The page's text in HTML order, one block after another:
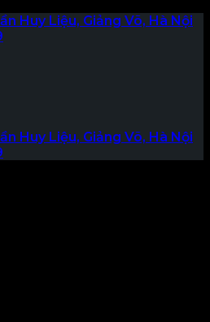
Huy Liệu, Giảng Võ, Hà Nội
Huy Liệu, Giảng Võ, Hà Nội